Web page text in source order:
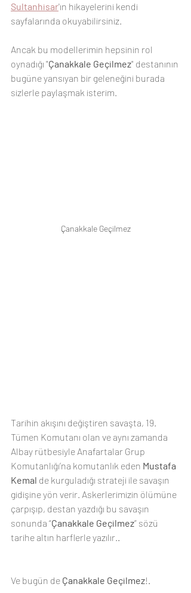
Sultanhisar'ın hikayelerini kendi
sayfalarında okuyabilirsiniz.
Ancak bu modellerimin hepsinin rol
oynadığı "Çanakkale Geçilmez" destanının
bugüne yansıyan bir geleneğini burada
sizlerle paylaşmak isterim.
Çanakkale Geçilmez
Tarihin akışını değiştiren savaşta, 19.
Tümen Komutanı olan ve aynı zamanda
Albay rütbesiyle Anafartalar Grup
Komutanlığı’na komutanlık eden Mustafa
Kemal de kurguladığı strateji ile savaşın
gidişine yön verir. Askerlerimizin ölümüne
çarpışıp, destan yazdığı bu savaşın
sonunda “Çanakkale Geçilmez” sözü
tarihe altın harflerle yazılır..
Ve bugün de Çanakkale Geçilmez!.